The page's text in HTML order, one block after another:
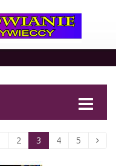
2 3 4 5